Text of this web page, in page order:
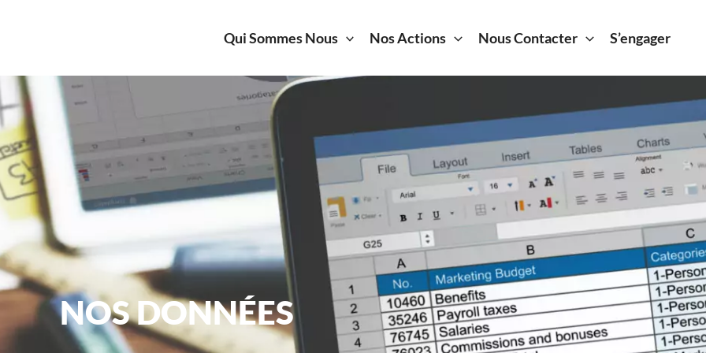
Qui Sommes Nous Nos Actions Nous Contacter S’engager
NOS DONNÉES